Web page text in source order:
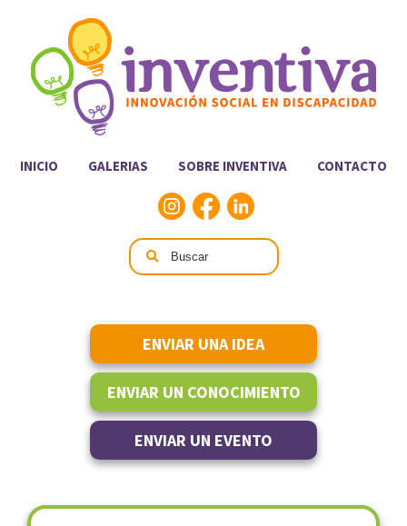
INICIO GALERIAS SOBRE INVENTIVA CONTACTO
ENVIAR UNA IDEA
ENVIAR UN CONOCIMIENTO
ENVIAR UN EVENTO